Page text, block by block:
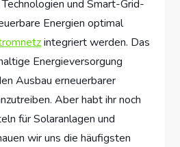
und Smart-Grid-
Energien optimal
integriert werden. Das
Energieversorgung
Ausbau erneuerbarer
Aber habt ihr noch
für Solaranlagen und
wir uns die häufigsten